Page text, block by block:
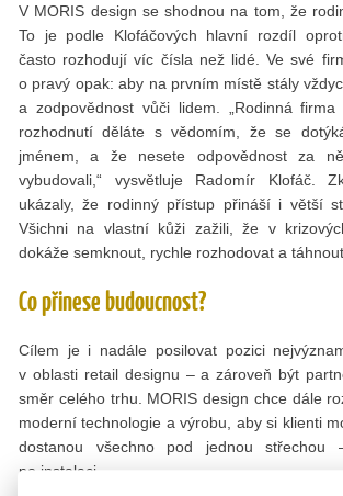
V MORIS design se shodnou na tom, že
To je podle Klofáčových hlavní rozdíl
často rozhodují víc čísla než lidé. Ve své
o pravý opak: aby na prvním místě stály
a zodpovědnost vůči lidem. „Rodinná
rozhodnutí děláte s vědomím, že se
jménem, a že nesete odpovědnost za
vybudovali,“ vysvětluje Radomír Klofáč.
ukázaly, že rodinný přístup přináší i větší
Všichni na vlastní kůži zažili, že v
dokáže semknout, rychle rozhodovat a
Co přinese budoucnost?
Cílem je i nadále posilovat pozici
v oblasti retail designu – a zároveň být
směr celého trhu. MORIS design chce dále
moderní technologie a výrobu, aby si klienti
dostanou všechno pod jednou
po instalaci.